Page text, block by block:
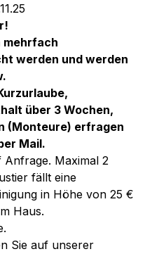
mehrfach
werden und werden
über 3 Wochen,
(Monteure) erfragen
Mail.
Maximal 2
fällt eine
in Höhe von 25 €
Haus.
Sie auf unserer